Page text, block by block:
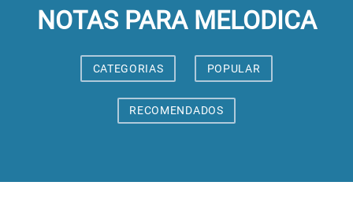
NOTAS PARA MELODICA
CATEGORIAS POPULAR
RECOMENDADOS